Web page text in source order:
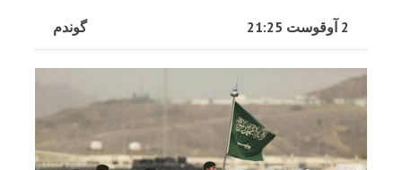
گوندم 2 آوقوست 21:25